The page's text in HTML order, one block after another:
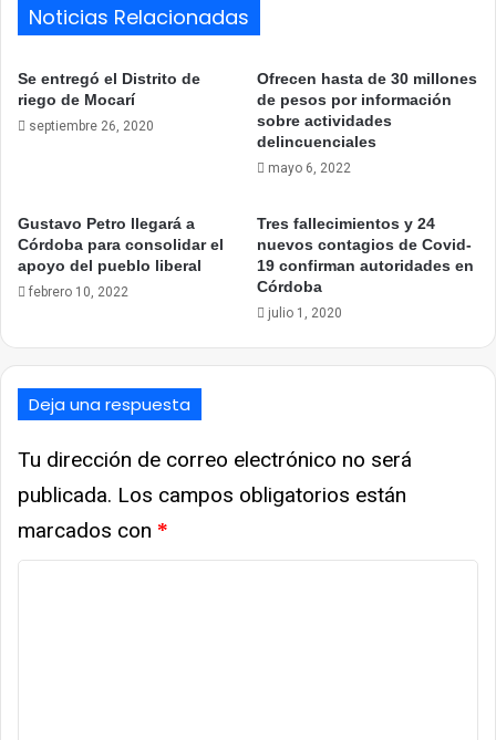
Noticias Relacionadas
Se entregó el Distrito de
riego de Mocarí
septiembre 26, 2020
Ofrecen hasta de 30 millones
de pesos por información
sobre actividades
delincuenciales
mayo 6, 2022
Gustavo Petro llegará a
Córdoba para consolidar el
apoyo del pueblo liberal
febrero 10, 2022
Tres fallecimientos y 24
nuevos contagios de Covid-
19 confirman autoridades en
Córdoba
julio 1, 2020
Deja una respuesta
Tu dirección de correo electrónico no será
publicada. Los campos obligatorios están
marcados con *